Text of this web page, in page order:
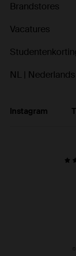
Brandstores
Vacatures
NL | Nederlands
Instagram